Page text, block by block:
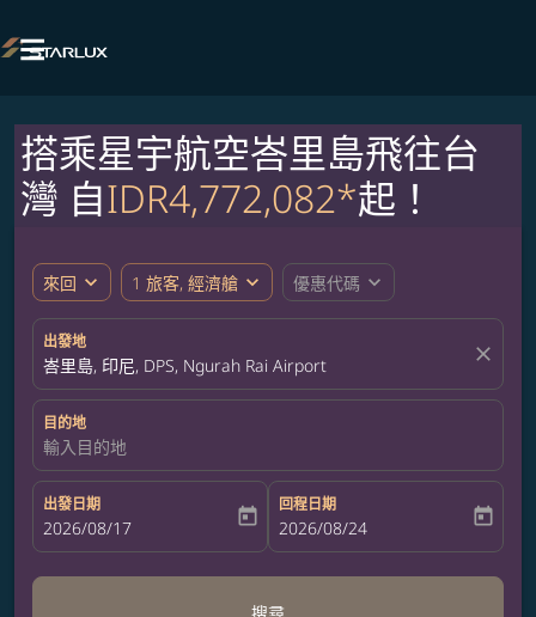

搭乘星宇航空峇里島飛往台
灣 自IDR4,772,082*起！
來回 expand_more 1 旅客, 經濟艙 expand_more 優惠代碼 expand_more
出發地
峇里島, 印尼, DPS, Ngurah Rai Airport close
目的地
輸入目的地
出發日期
fc-booking-departure-date-aria-label
2026/08/17 today
回程日期
fc-booking-return-date-aria-label
2026/08/24 today
搜尋